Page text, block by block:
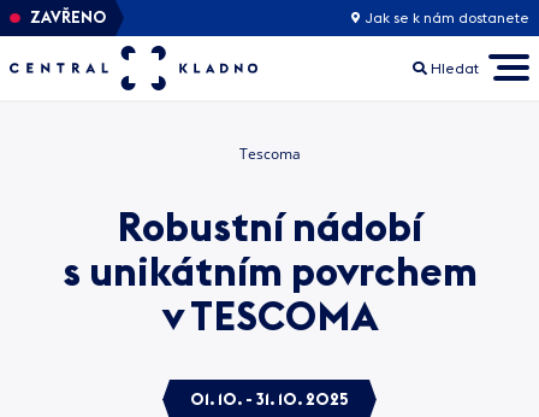
ZAVŘENO Jak se k nám dostanete
Hledat
Tescoma
Robustní nádobí
s unikátním povrchem
v TESCOMA
01. 10. - 31. 10. 2025